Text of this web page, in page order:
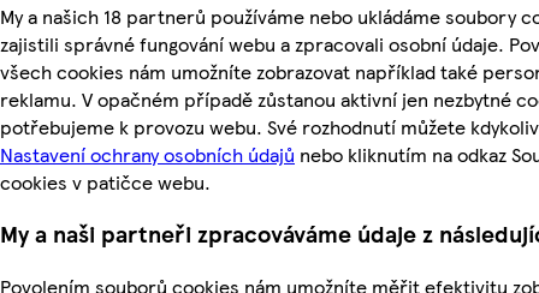
My a našich 18 partnerů používáme nebo ukládáme soubory
zajistili správné fungování webu a zpracovali osobní údaje.
všech cookies nám umožníte zobrazovat například také
reklamu. V opačném případě zůstanou aktivní jen nezbytné
potřebujeme k provozu webu. Své rozhodnutí můžete
Nastavení ochrany osobních údajů nebo kliknutím na odkaz
cookies v patičce webu.
My a naši partneři zpracováváme údaje z
Povolením souborů cookies nám umožníte měřit efektivitu